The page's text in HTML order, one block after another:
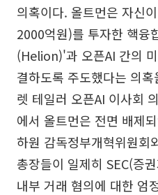
의혹이다. 올트먼은 자신
2000억원)를 투자한 핵융
(Helion)'과 오픈AI 간의
결하도록 주도했다는 의
렛 테일러 오픈AI 이사회
에서 올트먼은 전면 배제
하원 감독정부개혁위원회
총장들이 일제히 SEC(증
내부 거래 혐의에 대한 엄